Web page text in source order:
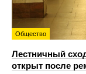
Общество
Лестничный
открыт после